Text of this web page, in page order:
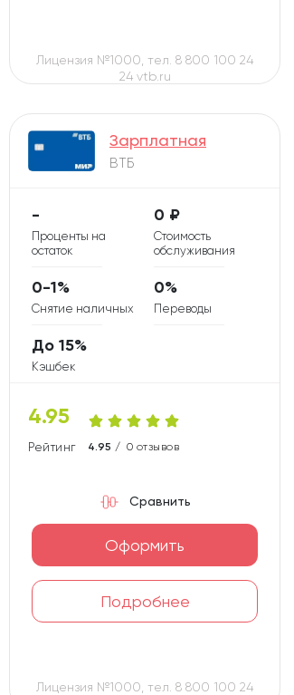
Лицензия №1000, тел. 8 800 100 24
24 vtb.ru
Зарплатная
ВТБ
4.95
Рейтинг карты
4.95 / 0 отзывов
Проценты на
остаток
-
Стоимость
обслуживания
0 ₽
Снятие наличных
0-1%
Переводы
0%
Кэшбек
До 15%
Оформить
Подробнее
Сравнить
Лицензия №1000, тел. 8 800 100 24